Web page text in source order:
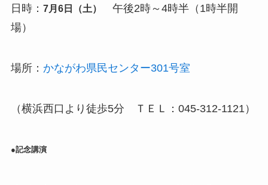
日時： 7月6日（土）
午後2時～4時半（1時半開
場）
場所： かながわ県民センター301号室
（横浜西口より徒歩5分 ＴＥＬ：045-312-1121）
●記念講演